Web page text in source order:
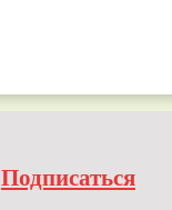
Подписаться